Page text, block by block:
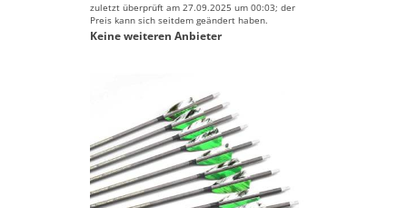
zuletzt überprüft am 27.09.2025 um 00:03; der
Preis kann sich seitdem geändert haben.
Keine weiteren Anbieter